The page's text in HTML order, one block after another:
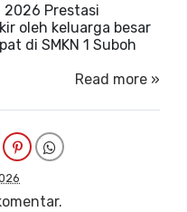
2026 Prestasi
oleh keluarga besar
di SMKN 1 Suboh
Read more »